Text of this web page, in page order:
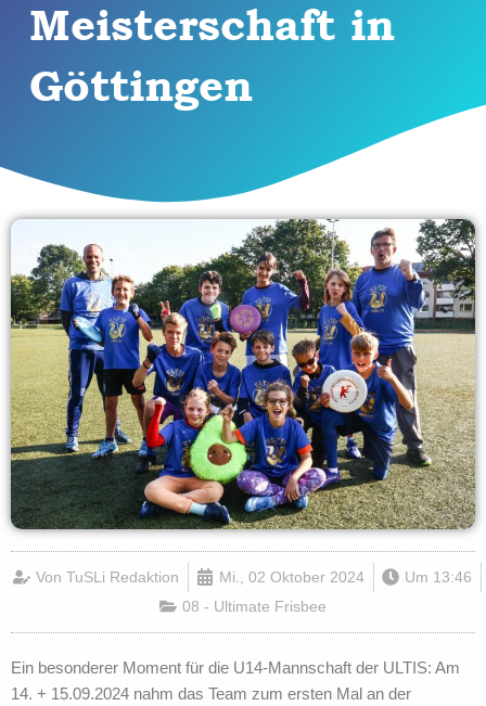
Meisterschaft in
Göttingen
Von TuSLi Redaktion Mi., 02 Oktober 2024 Um 13:46
08 - Ultimate Frisbee
Ein besonderer Moment für die U14-Mannschaft der ULTIS: Am
14. + 15.09.2024 nahm das Team zum ersten Mal an der